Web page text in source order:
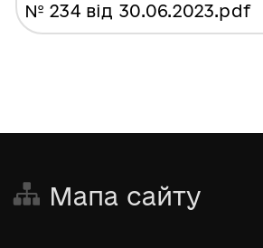
№ 234 від 30.06.2023.pdf
Мапа сайту